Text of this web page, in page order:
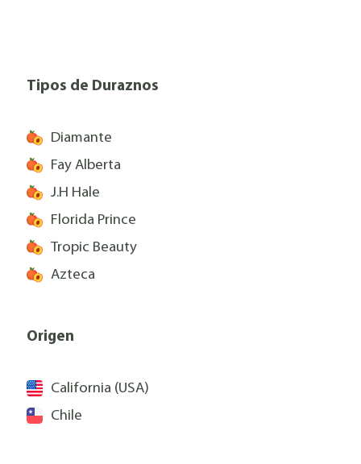
Tipos de Duraznos
Diamante
Fay Alberta
J.H Hale
Florida Prince
Tropic Beauty
Azteca
Origen
California (USA)
Chile